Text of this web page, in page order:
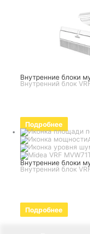
Внутренние блоки
Внутренний блок
Подробнее
Внутренние блоки
Внутренний блок
Подробнее